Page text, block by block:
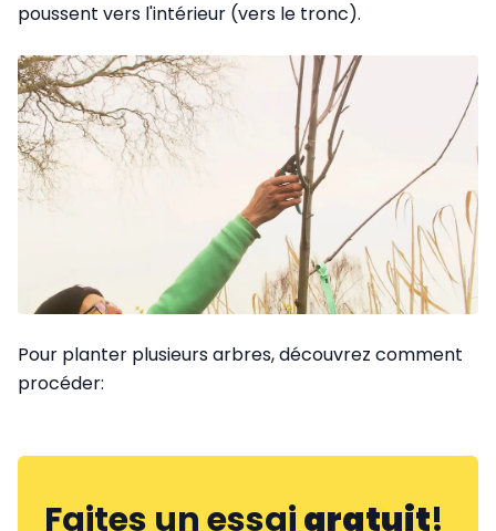
poussent vers l'intérieur (vers le tronc).
Pour planter plusieurs arbres, découvrez comment
procéder:
Faites un essaigratuit!